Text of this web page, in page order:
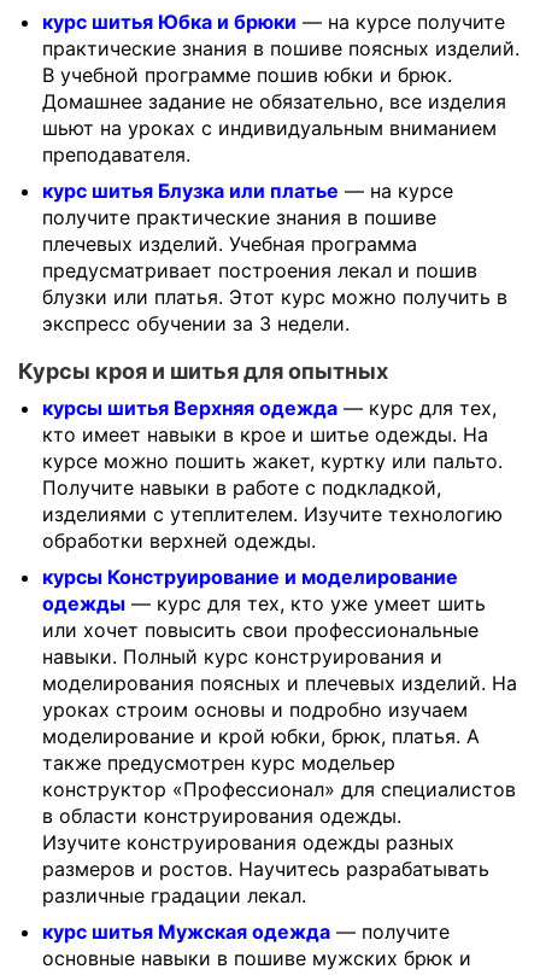
курс шитья Юбка и брюки — на курсе получите
практические знания в пошиве поясных изделий.
В учебной программе пошив юбки и брюк.
Домашнее задание не обязательно, все изделия
шьют на уроках с индивидуальным вниманием
преподавателя.
курс шитья Блузка или платье — на курсе
получите практические знания в пошиве
плечевых изделий. Учебная программа
предусматривает построения лекал и пошив
блузки или платья. Этот курс можно получить в
экспресс обучении за 3 недели.
Курсы кроя и шитья для опытных
курсы шитья Верхняя одежда — курс для тех,
кто имеет навыки в крое и шитье одежды. На
курсе можно пошить жакет, куртку или пальто.
Получите навыки в работе с подкладкой,
изделиями с утеплителем. Изучите технологию
обработки верхней одежды.
курсы Конструирование и моделирование
одежды — курс для тех, кто уже умеет шить
или хочет повысить свои профессиональные
навыки. Полный курс конструирования и
моделирования поясных и плечевых изделий. На
уроках строим основы и подробно изучаем
моделирование и крой юбки, брюк, платья. А
также предусмотрен курс модельер
конструктор «Профессионал» для специалистов
в области конструирования одежды.
Изучите конструирования одежды разных
размеров и ростов. Научитесь разрабатывать
различные градации лекал.
курс шитья Мужская одежда — получите
основные навыки в пошиве мужских брюк и